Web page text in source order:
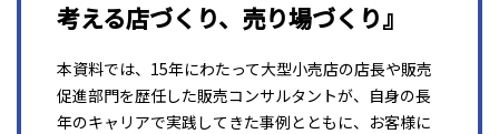
考える店づくり、売り場づくり』
本資料では、15年にわたって大型小売店の店長や販売
促進部門を歴任した販売コンサルタントが、自身の長
年のキャリアで実践してきた事例とともに、お客様に